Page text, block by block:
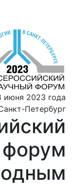
июня 2023 года
Петербург